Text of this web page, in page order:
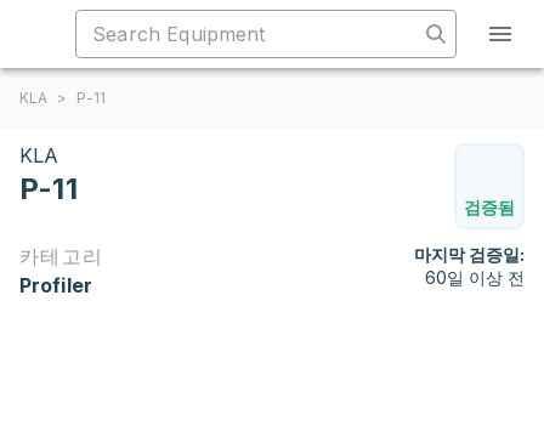
KLA > P-11
KLA
P-11
검증됨
카테고리
Profiler
마지막 검증일:
60일 이상 전